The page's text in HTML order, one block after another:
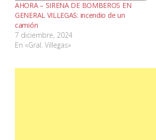
AHORA – SIRENA DE BOMBEROS EN
GENERAL VILLEGAS: incendio de un
camión
7 diciembre, 2024
En «Gral. Villegas»